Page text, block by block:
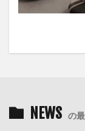
NEWS の